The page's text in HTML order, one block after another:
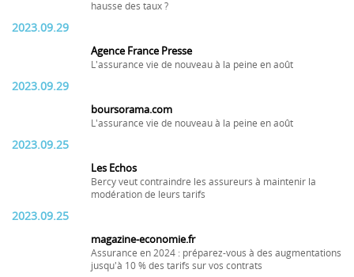
hausse des taux ?
2023.09.29
Agence France Presse
L'assurance vie de nouveau à la peine en août
2023.09.29
boursorama.com
L'assurance vie de nouveau à la peine en août
2023.09.25
Les Echos
Bercy veut contraindre les assureurs à maintenir la
modération de leurs tarifs
2023.09.25
magazine-economie.fr
Assurance en 2024 : préparez-vous à des augmentations
jusqu'à 10 % des tarifs sur vos contrats